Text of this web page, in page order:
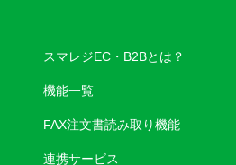
スマレジEC・B2Bとは？
機能一覧
FAX注文書読み取り機能
連携サービス